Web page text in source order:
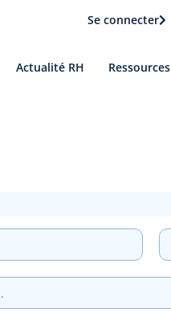
Se connecter
Actualité RH Ressources